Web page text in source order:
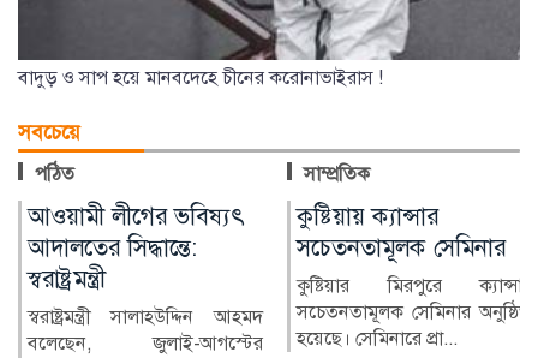
বাদুড় ও সাপ হয়ে মানবদেহে চীনের করোনাভাইরাস !
সবচেয়ে
পঠিত সাম্প্রতিক
কুষ্টিয়ায় ক্যান্সার
সচেতনতামূলক সেমিনার
কুষ্টিয়ার মিরপুরে ক্যান্সার
সচেতনতামূলক সেমিনার অনুষ্ঠিত
হয়েছে। সেমিনারে প্রা...
লাখ টাকার ফল-নাস্তা নিয়ে
সাবেক ইউএনওকে ঘিরে
প্রশ্ন
কুষ্টিয়ার মিরপুর উপজেলার
নির্বাহী কর্মকর্তা